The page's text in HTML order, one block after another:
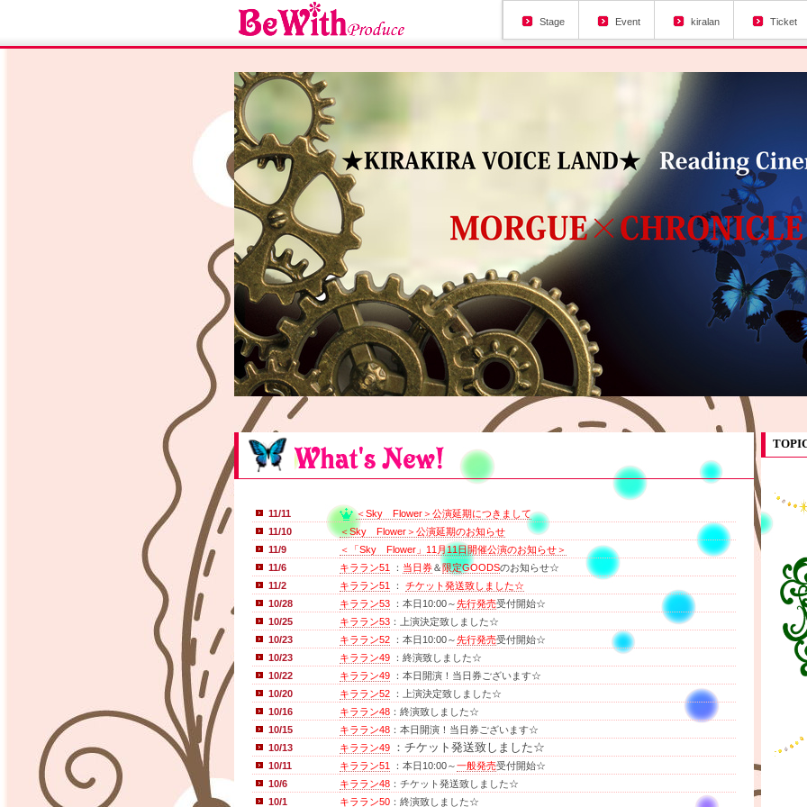
Stage Event kiralan Ticket
11/11
＜Sky Flower＞公演延期につきまして
11/10
＜Sky Flower＞公演延期のお知らせ
11/9
＜「Sky Flower」11月11日開催公演のお知らせ＞
11/6
キララン51 ： 当日券＆限定GOODSのお知らせ☆
11/2
キララン51 ：
チケット発送致しました☆
10/28
キララン53 ： 本日10:00～先行発売受付開始☆
10/25
キララン53：上演決定致しました☆
10/23
キララン52 ： 本日10:00～先行発売受付開始☆
10/23
キララン49
：終演致しました☆
10/22
キララン49
：本日開演！当日券ございます☆
10/20
キララン52
：上演決定致しました☆
10/16
キララン48：終演致しました☆
10/15
キララン48：本日開演！当日券ございます☆
10/13
キララン49 ：チケット発送致しました☆
10/11 キララン51 ： 本日10:00～一般発売受付開始☆
10/6
キララン48：チケット発送致しました☆
10/1
キララン50：終演致しました☆